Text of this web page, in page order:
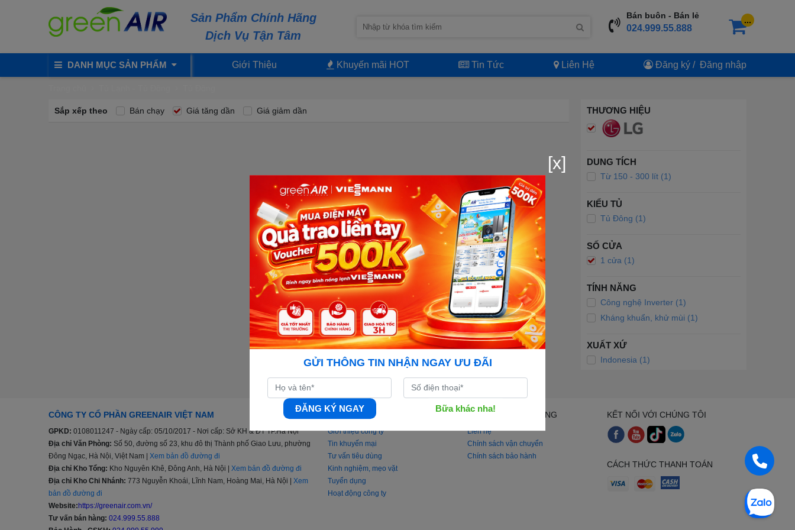
Sản Phẩm Chính Hãng
Dịch Vụ Tận Tâm
Bán buôn - Bán lẻ
024.999.55.888
...
DANH MỤC SẢN PHẨM Giới Thiệu Khuyến mãi HOT Tin Tức Liên Hệ Đăng ký / Đăng nhập
Sắp xếp theo Bán chạy Giá tăng dần Giá giảm dần THƯƠNG HIỆU
DUNG TÍCH
Từ 150 - 300 lít (1)
KIỂU TỦ
Tủ Đông (1)
SỐ CỬA
1 cửa (1)
TÍNH NĂNG
Công nghệ Inverter (1)
Kháng khuẩn, khử mùi (1)
XUẤT XỨ
Indonesia (1)
CÔNG TY CỔ PHẦN GREENAIR VIỆT NAM
GPKD: 0108011247 - Ngày cấp: 05/10/2017 - Nơi cấp: Sở KH & ĐT TP.Hà Nội
Địa chỉ Văn Phòng: Số 50, đường số 23, khu đô thị Thành phố Giao Lưu, phường
Đông Ngạc, Hà Nội, Việt Nam | Xem bản đồ đường đi
Địa chỉ Kho Tổng: Kho Nguyên Khê, Đông Anh, Hà Nội | Xem bản đồ đường đi
Địa chỉ Kho Chi Nhánh: 773 Nguyễn Khoái, Lĩnh Nam, Hoàng Mai, Hà Nội | Xem
bản đồ đường đi
Website: https://greenair.com.vn/
Tư vấn bán hàng: 024.999.55.888
THÔNG TIN
Giới thiệu công ty
Tin khuyến mại
Tư vấn tiêu dùng
Kinh nghiệm, mẹo vặt
Tuyển dụng
Hoạt động công ty
HỖ TRỢ KHÁCH HÀNG
Liên hệ
Chính sách vận chuyển
Chính sách bảo hành
KẾT NỐI VỚI CHÚNG TÔI
CÁCH THỨC THANH TOÁN
[x]
GỬI THÔNG TIN NHẬN NGAY ƯU ĐÃI
ĐĂNG KÝ NGAY Bữa khác nha!